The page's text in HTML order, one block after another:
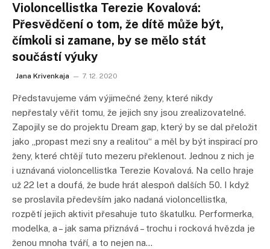
Violoncellistka Terezie Kovalová:
Přesvědčení o tom, že dítě může být,
čímkoli si zamane, by se mělo stát
součástí výuky
Jana Krivenkaja 7. 12. 2020
Představujeme vám výjimečné ženy, které nikdy
nepřestaly věřit tomu, že jejich sny jsou zrealizovatelné.
Zapojily se do projektu Dream gap, který by se dal přeložit
jako „propast mezi sny a realitou“ a měl by být inspirací pro
ženy, které chtějí tuto mezeru překlenout. Jednou z nich je
i uznávaná violoncellistka Terezie Kovalová. Na cello hraje
už 22 let a doufá, že bude hrát alespoň dalších 50. I když
se proslavila především jako nadaná violoncellistka,
rozpětí jejich aktivit přesahuje tuto škatulku. Performerka,
modelka, a – jak sama přiznává – trochu i rocková hvězda je
ženou mnoha tváří, a to nejen na…